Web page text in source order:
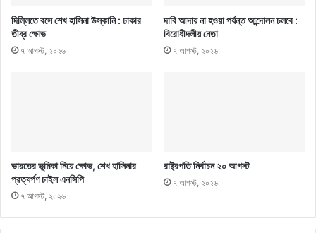
দিল্লিতে বসে শেখ হাসিনা উস্কানি : ঢাকার
তীব্র ক্ষোভ
৭ আগস্ট, ২০২৬
দাবি আদায় না হওয়া পর্যন্ত আন্দোলন চলবে :
বিরোধীদলীয় নেতা
৭ আগস্ট, ২০২৬
ভারতের ভূমিকা নিয়ে ক্ষোভ, শেখ হাসিনার
প্রত্যর্পণ চাইল এনসিপি
৭ আগস্ট, ২০২৬
রাষ্ট্রপতি নির্বাচন ২০ আগস্ট
৭ আগস্ট, ২০২৬